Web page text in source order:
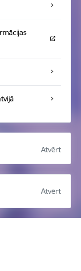
Atvērt
Atvērt